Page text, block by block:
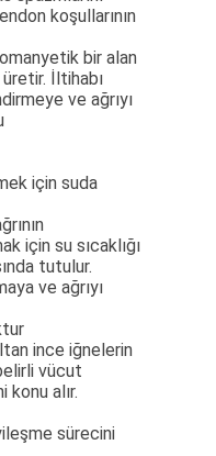
koşullarının
bir alan
üretir. İltihabı
ve ağrıyı
için suda
için su sıcaklığı
tutulur.
ve ağrıyı
ince iğnelerin
vücut
konu alır.
sürecini